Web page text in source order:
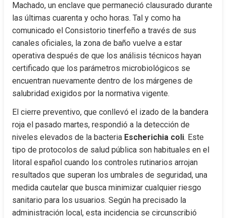
Machado, un enclave que permaneció clausurado durante
las últimas cuarenta y ocho horas. Tal y como ha
comunicado el Consistorio tinerfeño a través de sus
canales oficiales, la zona de baño vuelve a estar
operativa después de que los análisis técnicos hayan
certificado que los parámetros microbiológicos se
encuentran nuevamente dentro de los márgenes de
salubridad exigidos por la normativa vigente.
El cierre preventivo, que conllevó el izado de la bandera
roja el pasado martes, respondió a la detección de
niveles elevados de la bacteria Escherichia coli. Este
tipo de protocolos de salud pública son habituales en el
litoral español cuando los controles rutinarios arrojan
resultados que superan los umbrales de seguridad, una
medida cautelar que busca minimizar cualquier riesgo
sanitario para los usuarios. Según ha precisado la
administración local, esta incidencia se circunscribió